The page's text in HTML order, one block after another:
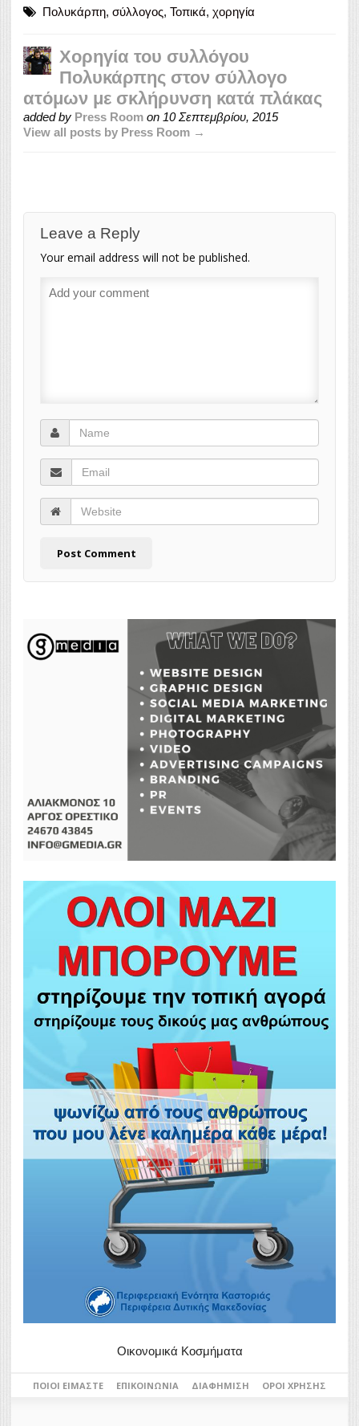
Πολυκάρπη, σύλλογος, Τοπικά, χορηγία
Χορηγία του συλλόγου
Πολυκάρπης στον σύλλογο
ατόμων με σκλήρυνση κατά πλάκας
added by Press Room on 10 Σεπτεμβρίου, 2015
View all posts by Press Room →
Leave a Reply
Your email address will not be published.
Οικονομικά Κοσμήματα
ΠΟΙΟΙ ΕΊΜΑΣΤΕ ΕΠΙΚΟΙΝΩΝΊΑ ΔΙΑΦΉΜΙΣΗ ΌΡΟΙ ΧΡΉΣΗΣ